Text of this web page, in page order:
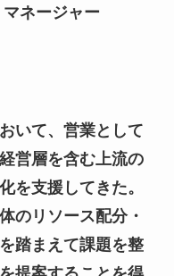
ネージャー
いて、営業として
営層を含む上流の
を支援してきた。
のリソース配分・
踏まえて課題を整